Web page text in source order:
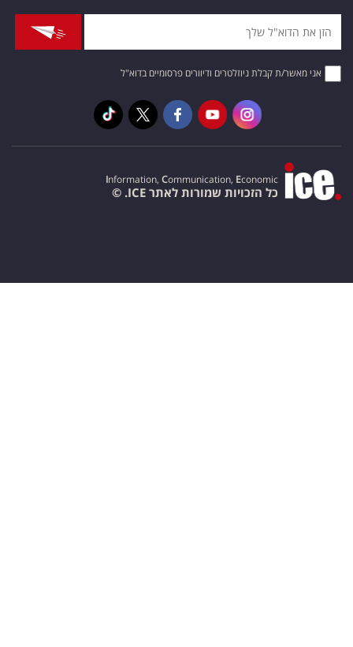
אני מאשר/ת קבלת ניוזלטרים ודיוורים פרסומיים בדוא"ל
Information, Communication, Economic
כל הזכויות שמורות לאתר ICE. ©